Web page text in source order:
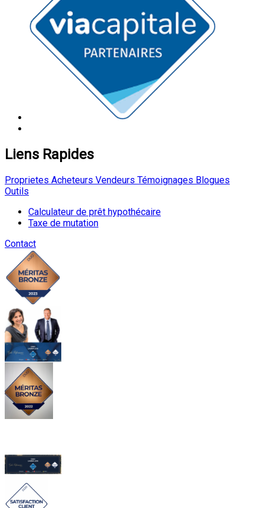
Liens Rapides
Proprietes Acheteurs Vendeurs Témoignages Blogues
Outils
Calculateur de prêt hypothécaire
Taxe de mutation
Contact